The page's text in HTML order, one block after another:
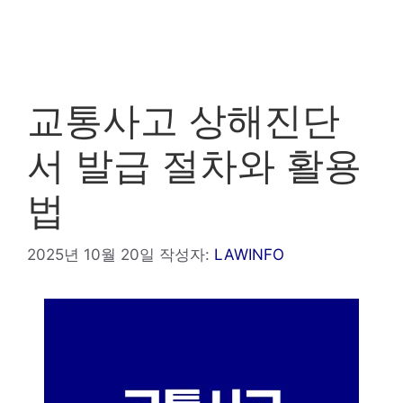
교통사고 상해진단
서 발급 절차와 활용
법
2025년 10월 20일 작성자: LAWINFO